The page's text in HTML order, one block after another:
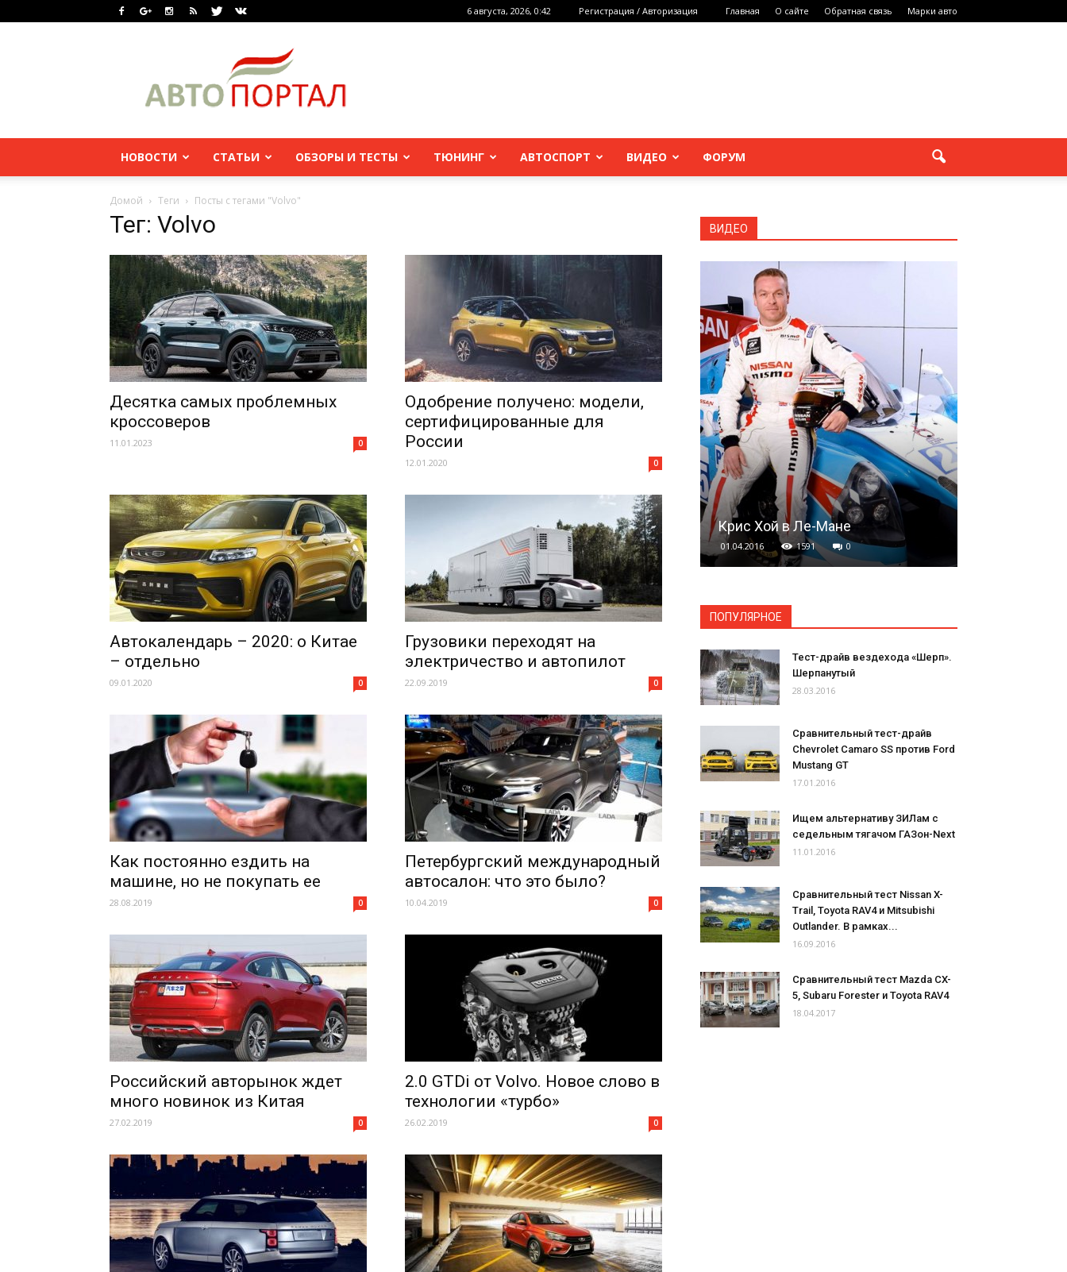
6 августа, 2026, 0:42 Регистрация / Авторизация Главная О сайте Обратная связь Марки авто
НОВОСТИ СТАТЬИ ОБЗОРЫ И ТЕСТЫ ТЮНИНГ АВТОСПОРТ ВИДЕО ФОРУМ
Домой Теги Посты с тегами "Volvo"
Тег: Volvo
Десятка самых проблемных
кроссоверов
11.01.2023 0
Одобрение получено: модели,
сертифицированные для
России
12.01.2020 0
Автокалендарь – 2020: о Китае
– отдельно
09.01.2020 0
Грузовики переходят на
электричество и автопилот
22.09.2019 0
Как постоянно ездить на
машине, но не покупать ее
28.08.2019 0
Петербургский международный
автосалон: что это было?
10.04.2019 0
Российский авторынок ждет
много новинок из Китая
27.02.2019 0
2.0 GTDi от Volvo. Новое слово в
технологии «турбо»
26.02.2019 0
ВИДЕО
Крис Хой в Ле-Мане
01.04.2016 1591 0
ПОПУЛЯРНОЕ
Тест-драйв вездехода «Шерп».
Шерпанутый
28.03.2016
Сравнительный тест-драйв
Chevrolet Camaro SS против Ford
Mustang GT
17.01.2016
Ищем альтернативу ЗИЛам с
седельным тягачом ГАЗон-Next
11.01.2016
Сравнительный тест Nissan X-
Trail, Toyota RAV4 и Mitsubishi
Outlander. В рамках...
16.09.2016
Сравнительный тест Mazda CX-
5, Subaru Forester и Toyota RAV4
18.04.2017